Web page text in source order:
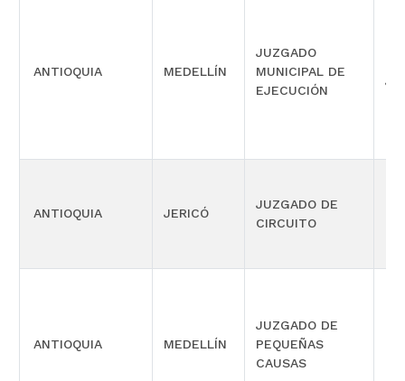
ANTIOQUIA MEDELLÍN
JUZGADO
MUNICIPAL DE
EJECUCIÓN
ANTIOQUIA JERICÓ
JUZGADO DE
CIRCUITO
ANTIOQUIA MEDELLÍN
JUZGADO DE
PEQUEÑAS
CAUSAS